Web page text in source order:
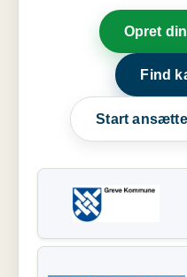
Opret
Find
Start